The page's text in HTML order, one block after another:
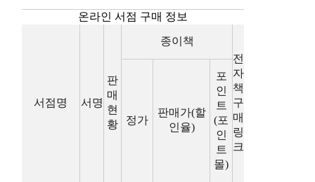
온라인 서점 구매 정보
서점명 서명
판
매
현
황
종이책
전
자
책
구
매
링
크
정가
판매가(할
인율)
포
인
트
(포
인
트
몰)